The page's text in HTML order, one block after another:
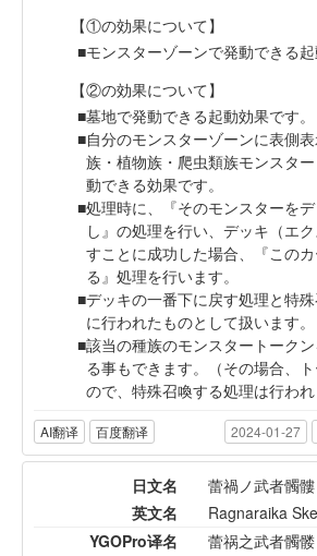
【①の効果について】
モンスターゾーンで発動できる起
【②の効果について】
墓地で発動できる起動効果です。
自分のモンスターゾーンに表側
族・植物族・爬虫類族モンスタ
動できる効果です。
処理時に、『そのモンスターを
し』の処理を行い、デッキ（エ
すことに成功した場合、『この
る』処理を行います。
デッキの一番下に戻す処理と特
に行われたものとして扱います。
該当の種族のモンスタートーク
る事もできます。（その場合、
ので、特殊召喚する処理は行われ
AI翻译 百度翻译 2024-01-27
日文名
蕾禍ノ武者髑髏
英文名
Ragnaraika
YGOPro译名
蕾祸之武者髑髅